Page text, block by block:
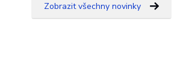
Zobrazit všechny novinky